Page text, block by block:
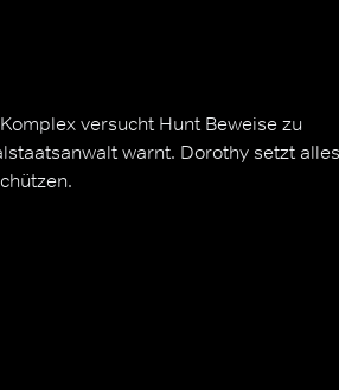
versucht Hunt Beweise zu
warnt. Dorothy setzt alles